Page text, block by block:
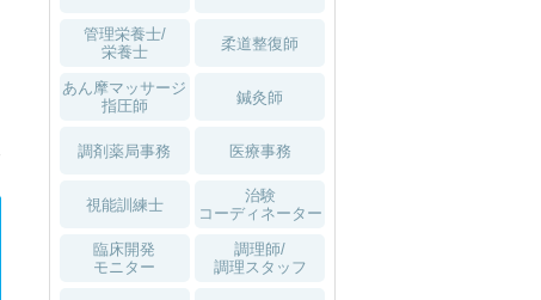
管理栄養士/
栄養士
柔道整復師
あん摩マッサージ
指圧師
鍼灸師
調剤薬局事務 医療事務
視能訓練士
治験
コーディネーター
臨床開発
モニター
調理師/
調理スタッフ